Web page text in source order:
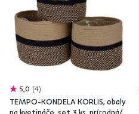
5,0 4
TEMPO-KONDELA KORLIS, obaly